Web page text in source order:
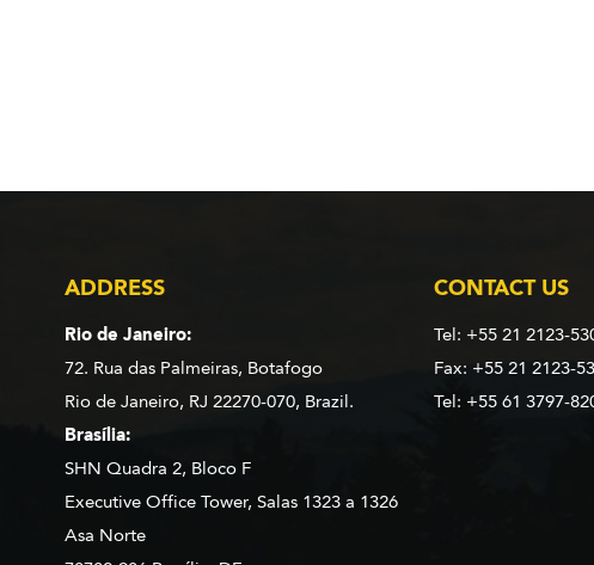
ADDRESS
Rio de Janeiro:
72. Rua das Palmeiras, Botafogo
Rio de Janeiro, RJ 22270-070, Brazil.
Brasília:
SHN Quadra 2, Bloco F
Executive Office Tower, Salas 1323 a 1326
Asa Norte
CONTACT US
Tel: +55 21 2123-
Fax: +55 21 2123-
Tel: +55 61 3797-